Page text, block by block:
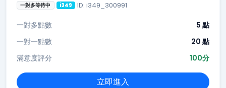
一對多等待中 i349 ID: i349_300991
一對多點數
5 點
一對一點數
20 點
滿意度評分
100分
立即進入